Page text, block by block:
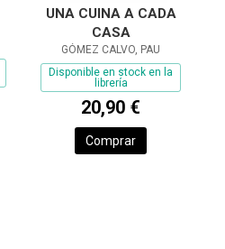
UNA CUINA A CADA
CASA
GÓMEZ CALVO, PAU
Disponible en stock en la
librería
20,90 €
Comprar